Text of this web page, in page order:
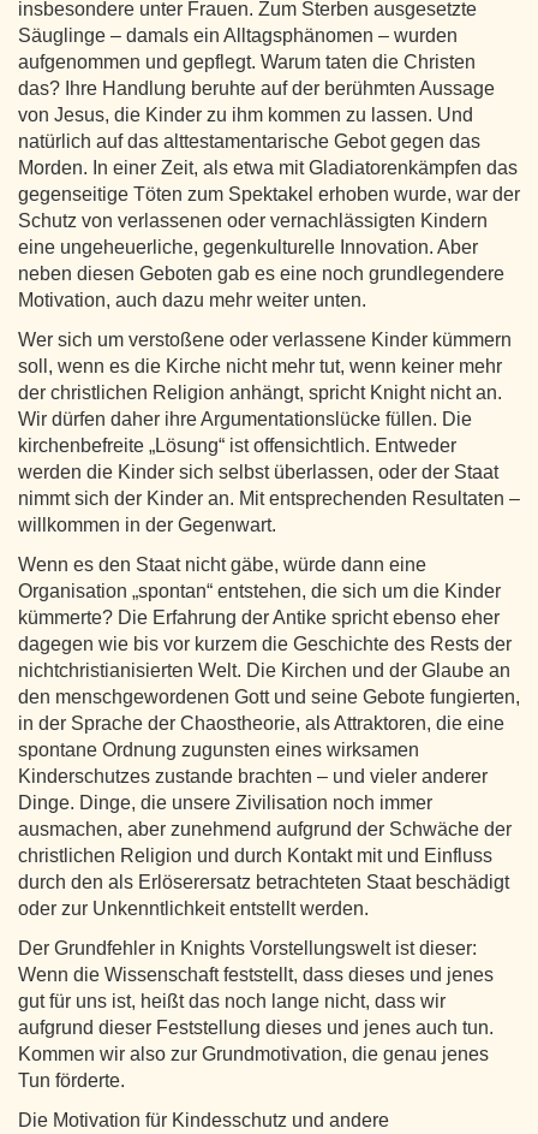
insbesondere unter Frauen. Zum Sterben ausgesetzte
Säuglinge – damals ein Alltagsphänomen – wurden
aufgenommen und gepflegt. Warum taten die Christen
das? Ihre Handlung beruhte auf der berühmten Aussage
von Jesus, die Kinder zu ihm kommen zu lassen. Und
natürlich auf das alttestamentarische Gebot gegen das
Morden. In einer Zeit, als etwa mit Gladiatorenkämpfen das
gegenseitige Töten zum Spektakel erhoben wurde, war der
Schutz von verlassenen oder vernachlässigten Kindern
eine ungeheuerliche, gegenkulturelle Innovation. Aber
neben diesen Geboten gab es eine noch grundlegendere
Motivation, auch dazu mehr weiter unten.
Wer sich um verstoßene oder verlassene Kinder kümmern
soll, wenn es die Kirche nicht mehr tut, wenn keiner mehr
der christlichen Religion anhängt, spricht Knight nicht an.
Wir dürfen daher ihre Argumentationslücke füllen. Die
kirchenbefreite „Lösung“ ist offensichtlich. Entweder
werden die Kinder sich selbst überlassen, oder der Staat
nimmt sich der Kinder an. Mit entsprechenden Resultaten –
willkommen in der Gegenwart.
Wenn es den Staat nicht gäbe, würde dann eine
Organisation „spontan“ entstehen, die sich um die Kinder
kümmerte? Die Erfahrung der Antike spricht ebenso eher
dagegen wie bis vor kurzem die Geschichte des Rests der
nichtchristianisierten Welt. Die Kirchen und der Glaube an
den menschgewordenen Gott und seine Gebote fungierten,
in der Sprache der Chaostheorie, als Attraktoren, die eine
spontane Ordnung zugunsten eines wirksamen
Kinderschutzes zustande brachten – und vieler anderer
Dinge. Dinge, die unsere Zivilisation noch immer
ausmachen, aber zunehmend aufgrund der Schwäche der
christlichen Religion und durch Kontakt mit und Einfluss
durch den als Erlöserersatz betrachteten Staat beschädigt
oder zur Unkenntlichkeit entstellt werden.
Der Grundfehler in Knights Vorstellungswelt ist dieser:
Wenn die Wissenschaft feststellt, dass dieses und jenes
gut für uns ist, heißt das noch lange nicht, dass wir
aufgrund dieser Feststellung dieses und jenes auch tun.
Kommen wir also zur Grundmotivation, die genau jenes
Tun förderte.
Die Motivation für Kindesschutz und andere